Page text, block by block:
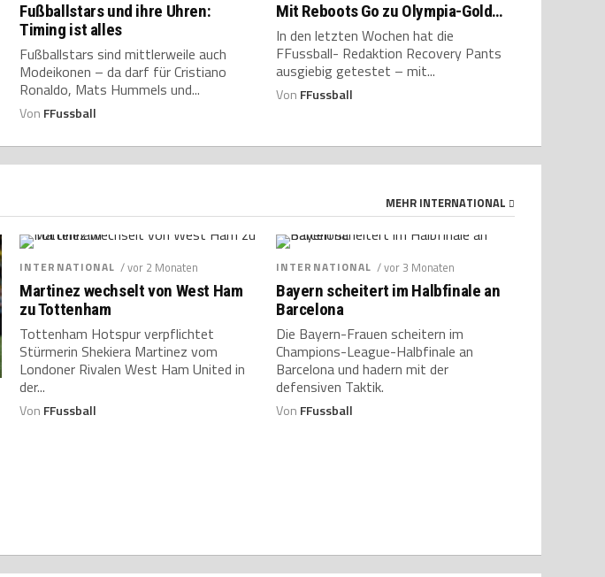
Fußballstars und ihre Uhren:
Timing ist alles
Fußballstars sind mittlerweile auch
Modeikonen – da darf für Cristiano
Ronaldo, Mats Hummels und...
Von FFussball
Mit Reboots Go zu Olympia-Gold…
In den letzten Wochen hat die
FFussball- Redaktion Recovery Pants
ausgiebig getestet – mit...
Von FFussball
MEHR INTERNATIONAL
INTERNATIONAL / vor 2 Monaten
Martinez wechselt von West Ham
zu Tottenham
Tottenham Hotspur verpflichtet
Stürmerin Shekiera Martinez vom
Londoner Rivalen West Ham United in
der...
Von FFussball
INTERNATIONAL / vor 3 Monaten
Bayern scheitert im Halbfinale an
Barcelona
Die Bayern-Frauen scheitern im
Champions-League-Halbfinale an
Barcelona und hadern mit der
defensiven Taktik.
Von FFussball